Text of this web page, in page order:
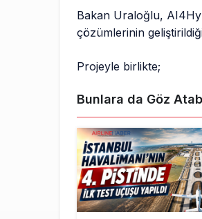
Bakan Uraloğlu,
çözümlerinin
Projeyle birlikte;
Bunlara da Göz